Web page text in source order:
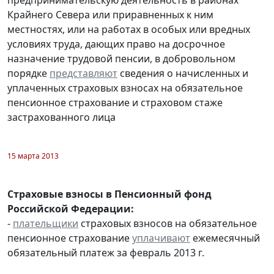
Крайнего Севера или приравненных к ним
местностях, или на работах в особых или вредных
условиях труда, дающих право на досрочное
назначение трудовой пенсии, в добровольном
порядке представляют сведения о начисленных и
уплаченных страховых взносах на обязательное
пенсионное страхование и страховом стаже
застрахованного лица
15 марта 2013
Страховые взносы в Пенсионный фонд
Российской Федерации:
- плательщики страховых взносов на обязательное
пенсионное страхованиеуплачивают ежемесячный
обязательный платеж за февраль 2013 г.